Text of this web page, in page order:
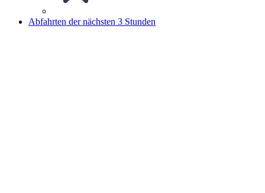
Abfahrten der nächsten 3 Stunden